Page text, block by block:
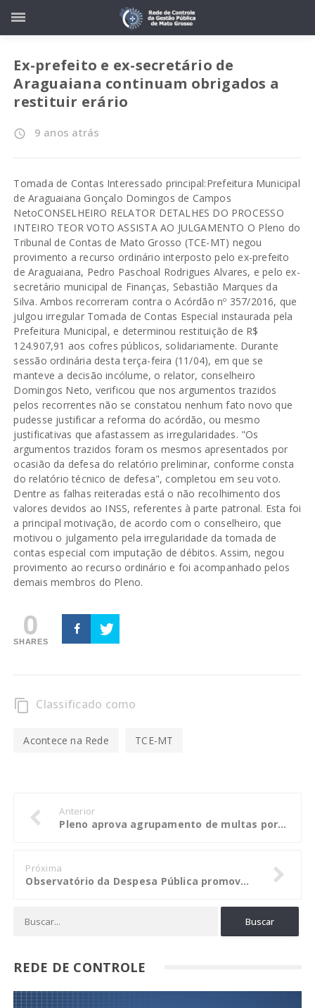
Ex-prefeito e ex-secretário de
Araguaiana continuam obrigados a
restituir erário
access_time 9 anos atrás
Tomada de Contas Interessado principal:Prefeitura Municipal
de Araguaiana Gonçalo Domingos de Campos
NetoCONSELHEIRO RELATOR DETALHES DO PROCESSO
INTEIRO TEOR VOTO ASSISTA AO JULGAMENTO O Pleno do
Tribunal de Contas de Mato Grosso (TCE-MT) negou
provimento a recurso ordinário interposto pelo ex-prefeito
de Araguaiana, Pedro Paschoal Rodrigues Alvares, e pelo ex-
secretário municipal de Finanças, Sebastião Marques da
Silva. Ambos recorreram contra o Acórdão nº 357/2016, que
julgou irregular Tomada de Contas Especial instaurada pela
Prefeitura Municipal, e determinou restituição de R$
124.907,91 aos cofres públicos, solidariamente. Durante
sessão ordinária desta terça-feira (11/04), em que se
manteve a decisão incólume, o relator, conselheiro
Domingos Neto, verificou que nos argumentos trazidos
pelos recorrentes não se constatou nenhum fato novo que
pudesse justificar a reforma do acórdão, ou mesmo
justificativas que afastassem as irregularidades. "Os
argumentos trazidos foram os mesmos apresentados por
ocasião da defesa do relatório preliminar, conforme consta
do relatório técnico de defesa", completou em seu voto.
Dentre as falhas reiteradas está o não recolhimento dos
valores devidos ao INSS, referentes à parte patronal. Esta foi
a principal motivação, de acordo com o conselheiro, que
motivou o julgamento pela irregularidade da tomada de
contas especial com imputação de débitos. Assim, negou
provimento ao recurso ordinário e foi acompanhado pelos
demais membros do Pleno.
0
SHARES
content_copy Classificado como
Acontece na Rede TCE-MT
Anterior
Pleno aprova agrupamento de multas por irregularidades já julgadas
Próxima
Observatório da Despesa Pública promove nova etapa de implantação em Rondônia
REDE DE CONTROLE